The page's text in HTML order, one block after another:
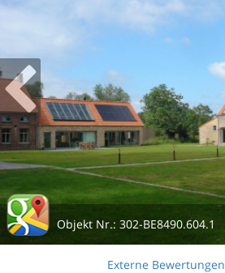
Objekt Nr.: 302-BE8490.604.1
Externe Bewertungen